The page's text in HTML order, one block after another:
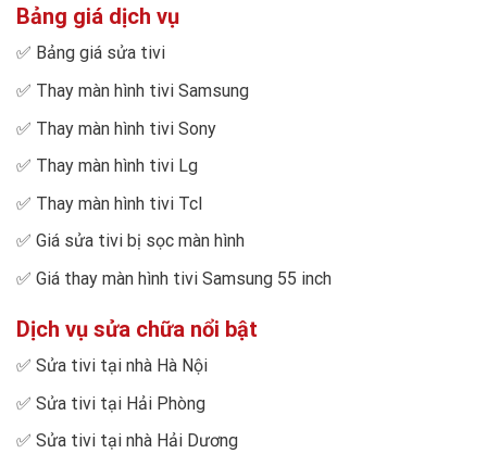
Bảng giá dịch vụ
✅ Bảng giá sửa tivi
✅ Thay màn hình tivi Samsung
✅ Thay màn hình tivi Sony
✅ Thay màn hình tivi Lg
✅ Thay màn hình tivi Tcl
✅ Giá sửa tivi bị sọc màn hình
✅ Giá thay màn hình tivi Samsung 55 inch
Dịch vụ sửa chữa nổi bật
✅ Sửa tivi tại nhà Hà Nội
✅ Sửa tivi tại Hải Phòng
✅ Sửa tivi tại nhà Hải Dương